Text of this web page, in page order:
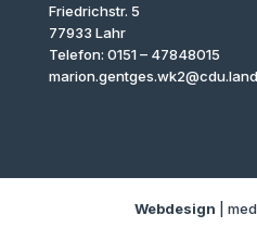
Friedrichstr. 5
77933 Lahr
Telefon: 0151 – 47848015
Webdesign |